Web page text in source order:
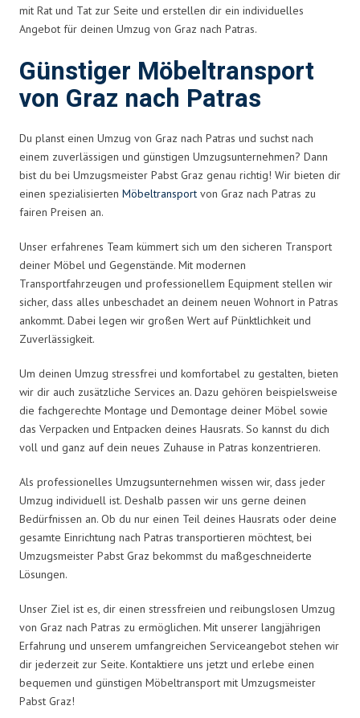
mit Rat und Tat zur Seite und erstellen dir ein individuelles
Angebot für deinen Umzug von Graz nach Patras.
Günstiger Möbeltransport
von Graz nach Patras
Du planst einen Umzug von Graz nach Patras und suchst nach
einem zuverlässigen und günstigen Umzugsunternehmen? Dann
bist du bei Umzugsmeister Pabst Graz genau richtig! Wir bieten dir
einen spezialisierten Möbeltransport von Graz nach Patras zu
fairen Preisen an.
Unser erfahrenes Team kümmert sich um den sicheren Transport
deiner Möbel und Gegenstände. Mit modernen
Transportfahrzeugen und professionellem Equipment stellen wir
sicher, dass alles unbeschadet an deinem neuen Wohnort in Patras
ankommt. Dabei legen wir großen Wert auf Pünktlichkeit und
Zuverlässigkeit.
Um deinen Umzug stressfrei und komfortabel zu gestalten, bieten
wir dir auch zusätzliche Services an. Dazu gehören beispielsweise
die fachgerechte Montage und Demontage deiner Möbel sowie
das Verpacken und Entpacken deines Hausrats. So kannst du dich
voll und ganz auf dein neues Zuhause in Patras konzentrieren.
Als professionelles Umzugsunternehmen wissen wir, dass jeder
Umzug individuell ist. Deshalb passen wir uns gerne deinen
Bedürfnissen an. Ob du nur einen Teil deines Hausrats oder deine
gesamte Einrichtung nach Patras transportieren möchtest, bei
Umzugsmeister Pabst Graz bekommst du maßgeschneiderte
Lösungen.
Unser Ziel ist es, dir einen stressfreien und reibungslosen Umzug
von Graz nach Patras zu ermöglichen. Mit unserer langjährigen
Erfahrung und unserem umfangreichen Serviceangebot stehen wir
dir jederzeit zur Seite. Kontaktiere uns jetzt und erlebe einen
bequemen und günstigen Möbeltransport mit Umzugsmeister
Pabst Graz!